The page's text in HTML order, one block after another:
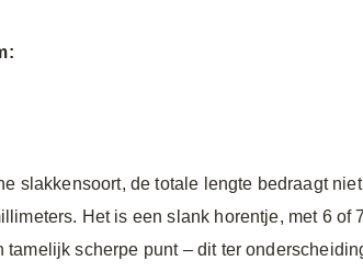
slakkensoort, de totale lengte bedraagt niet
Het is een slank horentje, met 6 of
tamelijk scherpe punt – dit ter